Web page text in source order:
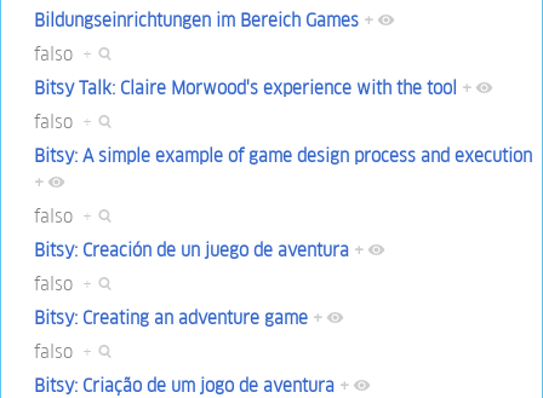
Bildungseinrichtungen im Bereich Games +
falso +
Bitsy Talk: Claire Morwood's experience with the tool +
falso +
Bitsy: A simple example of game design process and execution
+
falso +
Bitsy: Creación de un juego de aventura +
falso +
Bitsy: Creating an adventure game +
falso +
Bitsy: Criação de um jogo de aventura +